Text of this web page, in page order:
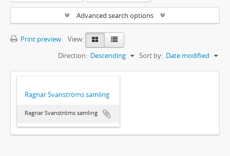
Advanced search options
Print preview
View:
Sort by: Date modified
Direction: Descending
Ragnar Svanströms samling
Ragnar Svanströms samling